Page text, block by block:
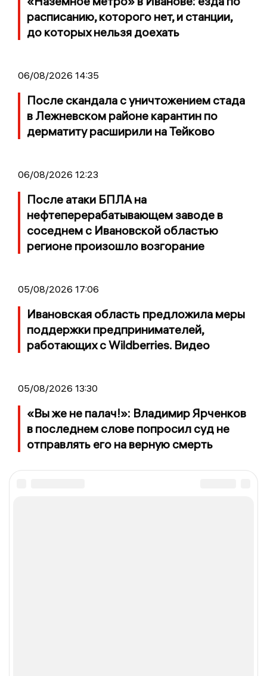
расписанию, которого нет, и станции,
до которых нельзя доехать
06/08/2026 14:35
После скандала с уничтожением стада
в Лежневском районе карантин по
дерматиту расширили на Тейково
06/08/2026 12:23
После атаки БПЛА на
нефтеперерабатывающем заводе в
соседнем с Ивановской областью
регионе произошло возгорание
05/08/2026 17:06
Ивановская область предложила меры
поддержки предпринимателей,
работающих с Wildberries. Видео
05/08/2026 13:30
«Вы же не палач!»: Владимир Ярченков
в последнем слове попросил суд не
отправлять его на верную смерть